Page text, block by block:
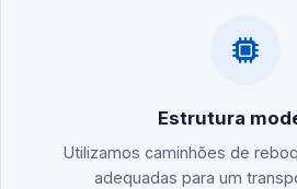
Estrutura
Utilizamos caminhões de
adequadas para um